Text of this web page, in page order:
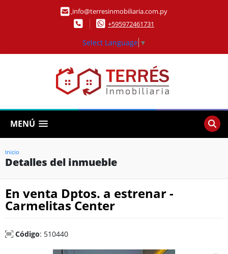
info@terresinmobiliaria.com.py
+595972461731
Select Language ▼
MENÚ
Inicio
Detalles del inmueble
En venta Dptos. a estrenar -
Carmelitas Center
Código: 510440